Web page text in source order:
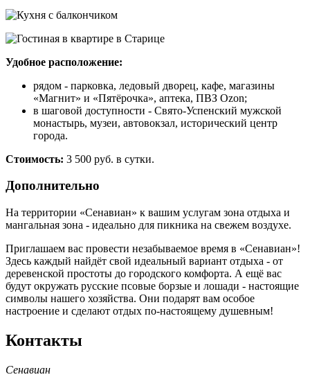
Удобное расположение:
рядом - парковка, ледовый дворец, кафе, магазины
«Магнит» и «Пятёрочка», аптека, ПВЗ Ozon;
в шаговой доступности - Свято-Успенский мужской
монастырь, музеи, автовокзал, исторический центр
города.
Стоимость: 3 500 руб. в сутки.
Дополнительно
На территории «Сенавиан» к вашим услугам зона отдыха и
мангальная зона - идеально для пикника на свежем воздухе.
Приглашаем вас провести незабываемое время в «Сенавиан»!
Здесь каждый найдёт свой идеальный вариант отдыха - от
деревенской простоты до городского комфорта. А ещё вас
будут окружать русские псовые борзые и лошади - настоящие
символы нашего хозяйства. Они подарят вам особое
настроение и сделают отдых по-настоящему душевным!
Контакты
Сенавиан